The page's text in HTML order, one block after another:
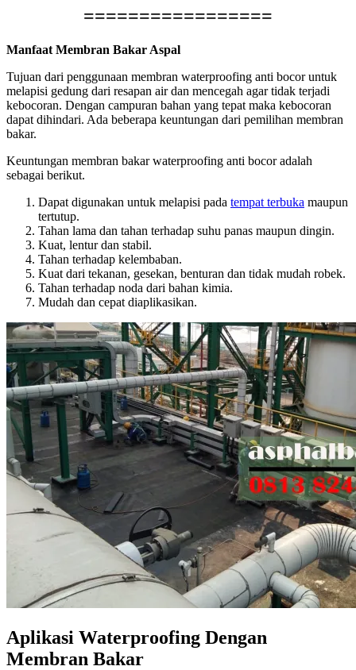
=================
Manfaat Membran Bakar Aspal
Tujuan dari penggunaan membran waterproofing anti bocor untuk
melapisi gedung dari resapan air dan mencegah agar tidak terjadi
kebocoran. Dengan campuran bahan yang tepat maka kebocoran
dapat dihindari. Ada beberapa keuntungan dari pemilihan membran
bakar.
Keuntungan membran bakar waterproofing anti bocor adalah
sebagai berikut.
Dapat digunakan untuk melapisi pada tempat terbuka maupun
tertutup.
Tahan lama dan tahan terhadap suhu panas maupun dingin.
Kuat, lentur dan stabil.
Tahan terhadap kelembaban.
Kuat dari tekanan, gesekan, benturan dan tidak mudah robek.
Tahan terhadap noda dari bahan kimia.
Mudah dan cepat diaplikasikan.
Aplikasi Waterproofing Dengan
Membran Bakar